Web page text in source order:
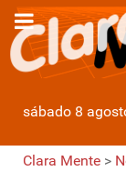
sábado 8
Clara Mente >